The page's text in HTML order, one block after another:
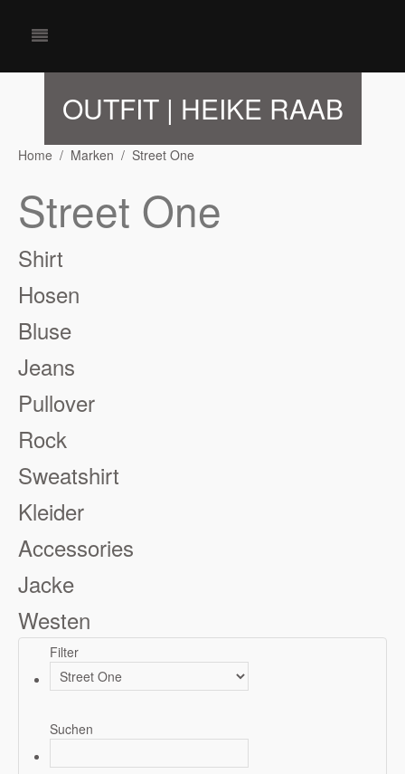
OUTFIT | HEIKE RAAB
Home Marken Street One
Street One
Shirt
Hosen
Bluse
Jeans
Pullover
Rock
Sweatshirt
Kleider
Accessories
Jacke
Westen
Filter
Suchen